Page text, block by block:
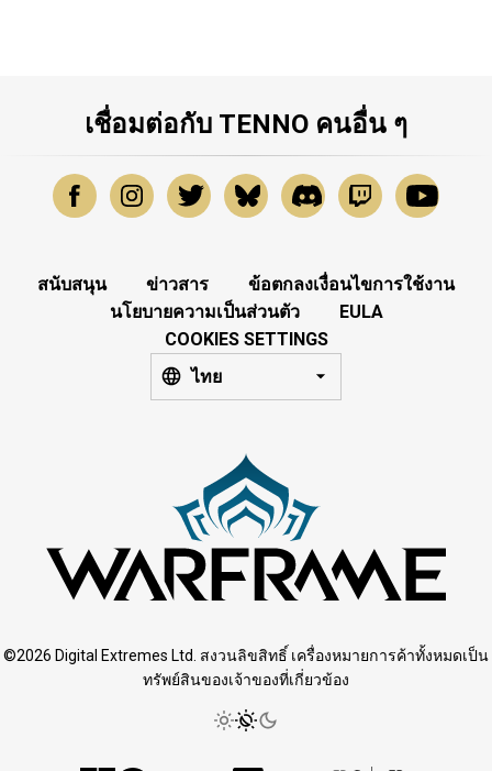
เชื่อมต่อกับ TENNO คนอื่น ๆ
สนับสนุน ข่าวสาร
ข้อตกลงเงื่อนไขการใช้งาน
นโยบายความเป็นส่วนตัว
EULA
COOKIES SETTINGS
ไทย
©2026 Digital Extremes Ltd. สงวนลิขสิทธิ์ เครื่องหมายการค้าทั้งหมดเป็น
ทรัพย์สินของเจ้าของที่เกี่ยวข้อง